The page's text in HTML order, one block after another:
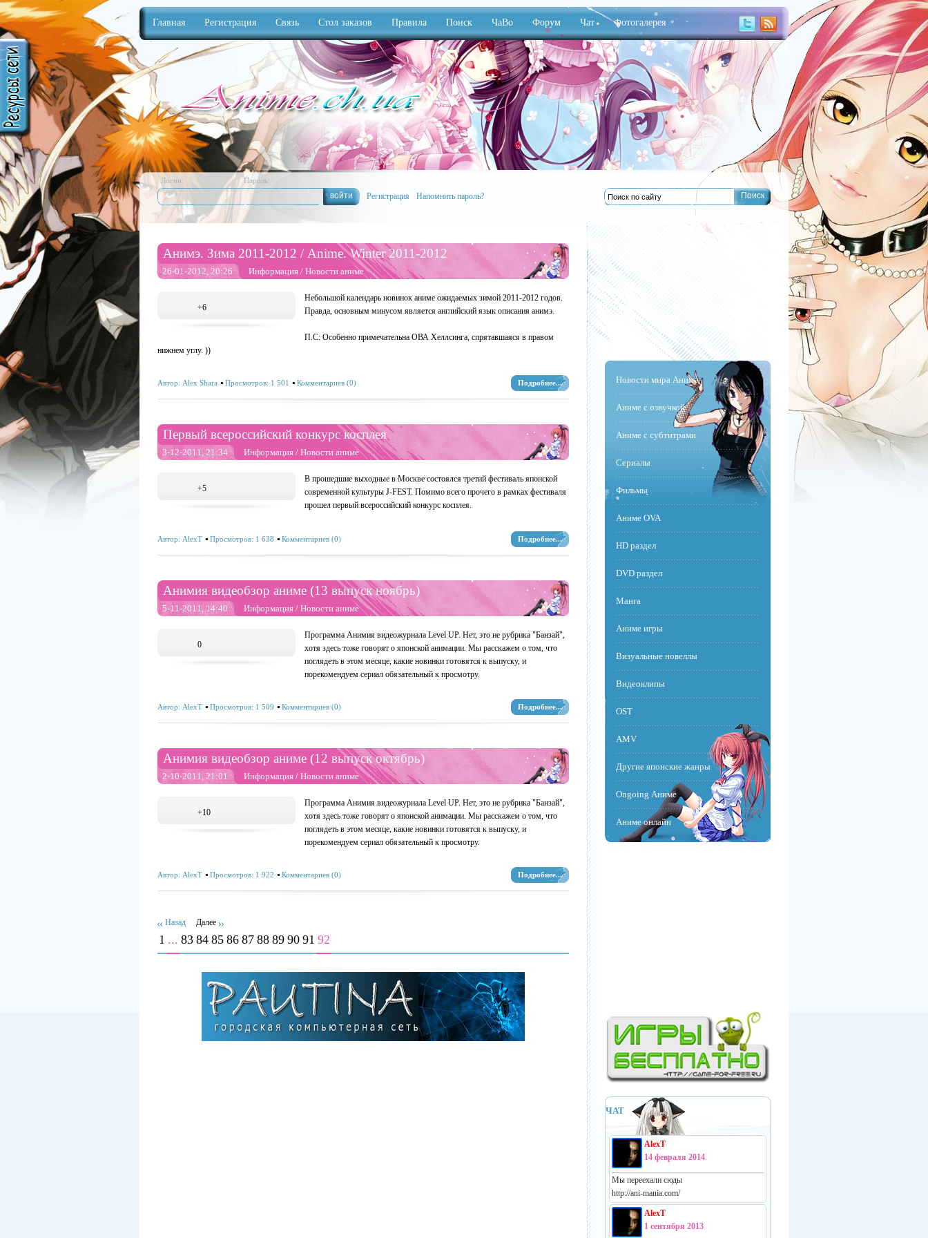
Главная Регистрация Связь Стол заказов Правила Поиск ЧаВо Форум Чат Фотогалерея
Anime
Логин: Пароль:
Регистрация Напомнить пароль?
Анимэ. Зима 2011-2012 / Anime. Winter 2011-2012
26-01-2012, 20:26 Информация / Новости аниме
+6
Небольшой календарь новинок аниме ожидаемых зимой 2011-2012 годов.
Правда, основным минусом является английский язык описания анимэ.
П.С: Особенно примечательна ОВА Хеллсинга, спрятавшаяся в правом
нижнем углу. ))
Подробнее...
Автор: Alex Shara Просмотров: 1 501 Комментариев (0)
Первый всероссийский конкурс косплея
3-12-2011, 21:34 Информация / Новости аниме
+5
В прошедшие выходные в Москве состоялся третий фестиваль японской
современной культуры J-FEST. Помимо всего прочего в рамках фестиваля
прошел первый всероссийский конкурс косплея.
Подробнее...
Автор: AlexT Просмотров: 1 638 Комментариев (0)
Анимия видеобзор аниме (13 выпуск ноябрь)
5-11-2011, 14:40 Информация / Новости аниме
0
Программа Анимия видеожурнала Level UP. Нет, это не рубрика "Банзай",
хотя здесь тоже говорят о японской анимации. Мы расскажем о том, что
поглядеть в этом месяце, какие новинки готовятся к выпуску, и
порекомендуем сериал обязательный к просмотру.
Подробнее...
Автор: AlexT Просмотров: 1 509 Комментариев (0)
Анимия видеобзор аниме (12 выпуск октябрь)
2-10-2011, 21:01 Информация / Новости аниме
+10
Программа Анимия видеожурнала Level UP. Нет, это не рубрика "Банзай",
хотя здесь тоже говорят о японской анимации. Мы расскажем о том, что
поглядеть в этом месяце, какие новинки готовятся к выпуску, и
порекомендуем сериал обязательный к просмотру.
Подробнее...
Автор: AlexT Просмотров: 1 922 Комментариев (0)
Назад Далее
1 ... 83 84 85 86 87 88 89 90 91 92
Новости мира Аниме
Аниме с озвучкой
Аниме с субтитрами
Сериалы
Фильмы
Аниме OVA
HD раздел
DVD раздел
Манга
Аниме игры
Визуальные новеллы
Видеоклипы
OST
AMV
Другие японские жанры
Ongoing Аниме
Аниме онлайн
ЧАТ
AlexT
14 февраля 2014
Мы переехали сюды
http://ani-mania.com/
AlexT
1 сентября 2013